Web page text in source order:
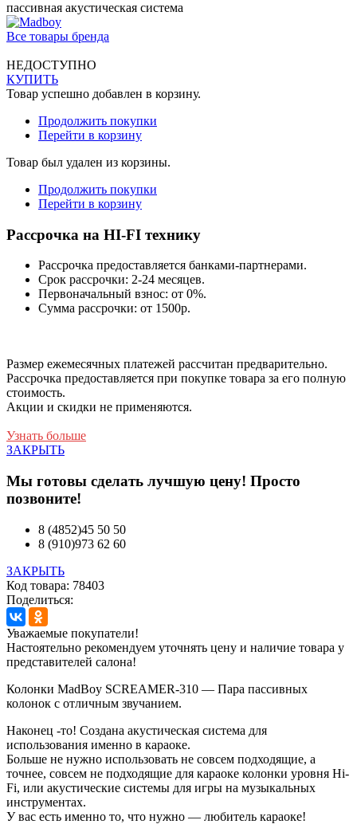
пассивная акустическая система
Все товары бренда
НЕДОСТУПНО
КУПИТЬ
Товар успешно добавлен в корзину.
Продолжить покупки
Перейти в корзину
Товар был удален из корзины.
Продолжить покупки
Перейти в корзину
Рассрочка на HI-FI технику
Рассрочка предоставляется банками-партнерами.
Срок рассрочки: 2-24 месяцев.
Первоначальный взнос: от 0%.
Сумма рассрочки: от 1500р.
Размер ежемесячных платежей рассчитан предварительно.
Рассрочка предоставляется при покупке товара за его полную
стоимость.
Акции и скидки не применяются.
Узнать больше
ЗАКРЫТЬ
Мы готовы сделать лучшую цену! Просто
позвоните!
8 (4852)45 50 50
8 (910)973 62 60
ЗАКРЫТЬ
Код товара: 78403
Поделиться:
Уважаемые покупатели!
Настоятельно рекомендуем уточнять цену и наличие товара у
представителей салона!
Колонки MadBoy SCREAMER-310 — Пара пассивных
колонок с отличным звучанием.
Наконец -то! Создана акустическая система для
использования именно в караоке.
Больше не нужно использовать не совсем подходящие, а
точнее, совсем не подходящие для караоке колонки уровня Hi-
Fi, или акустические системы для игры на музыкальных
инструментах.
У вас есть именно то, что нужно — любитель караоке!